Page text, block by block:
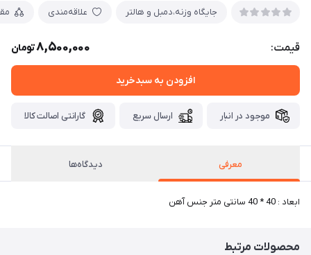
جايگاه وزنه،دمبل و هالتر علاقه‌مندی
قیمت: 8,500,000تومان
افزودن به سبدخرید
موجود در انبار ارسال سریع گارانتی اصالت کالا
معرفی دیدگاه‌ها
ابعاد : 40 * 40 سانتی متر جنس آهن
محصولات مرتبط